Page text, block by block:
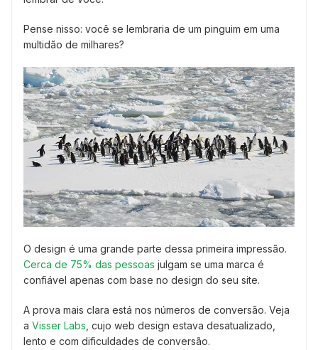
Pense nisso: você se lembraria de um pinguim em uma
multidão de milhares?
O design é uma grande parte dessa primeira impressão.
Cerca de 75% das pessoas julgam se uma marca é
confiável apenas com base no design do seu site.
A prova mais clara está nos números de conversão. Veja
a Visser Labs , cujo web design estava desatualizado,
lento e com dificuldades de conversão.